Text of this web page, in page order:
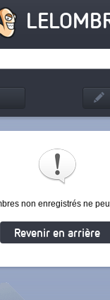
non enregistrés ne
Revenir en arrière